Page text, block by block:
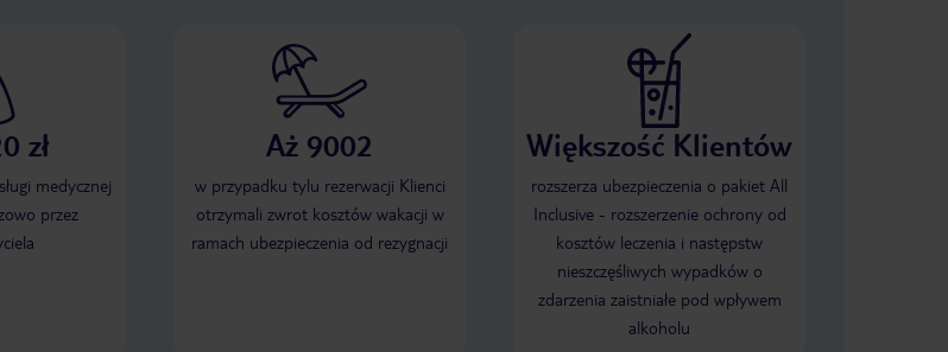
zł
medycznej
przez
Aż 9002
w przypadku tylu rezerwacji Klienci
otrzymali zwrot kosztów wakacji w
ramach ubezpieczenia od rezygnacji
Większość Klientów
rozszerza ubezpieczenia o pakiet All
Inclusive - rozszerzenie ochrony od
kosztów leczenia i następstw
nieszczęśliwych wypadków o
zdarzenia zaistniałe pod wpływem
alkoholu